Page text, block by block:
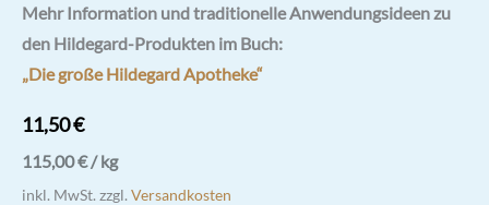
Mehr Information und traditionelle Anwendungsideen zu
den Hildegard-Produkten im Buch:
„Die große Hildegard Apotheke“
11,50€
115,00€/kg
inkl. MwSt. zzgl. Versandkosten